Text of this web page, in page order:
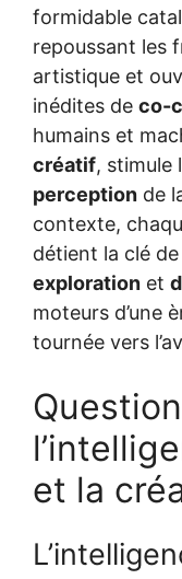
formidable
repoussant les
artistique et
inédites de co-
humains et
créatif, stimule
perception de
contexte,
détient la clé
exploration et
moteurs d’une
tournée vers
et la